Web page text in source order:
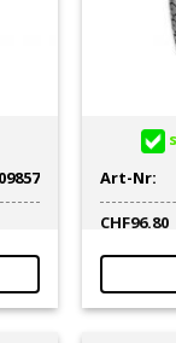
Art-Nr:
CHF96.80